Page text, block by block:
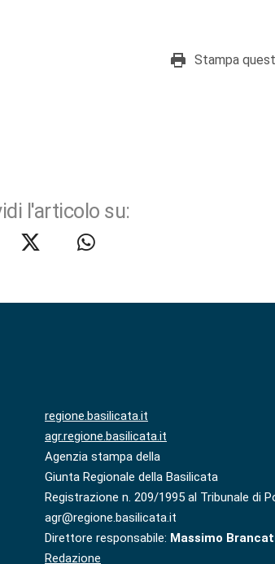
Stampa
l'articolo su:
regione.basilicata.it
agr.regione.basilicata.it
Agenzia stampa della
Giunta Regionale della Basilicata
Registrazione n. 209/1995 al Tribunale di
agr@regione.basilicata.it
Direttore responsabile: Massimo
Redazione